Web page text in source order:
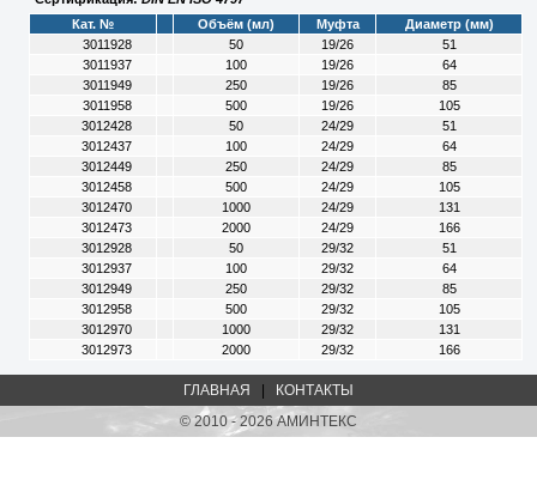
Кат. №
Объём (мл) Муфта
Диаметр (мм)
3011928
50 19/26
51
3011937
100 19/26
64
3011949
250 19/26
85
3011958
500 19/26
105
3012428
50 24/29
51
3012437
100 24/29
64
3012449
250 24/29
85
3012458
500 24/29
105
3012470
1000 24/29
131
3012473
2000 24/29
166
3012928
50 29/32
51
3012937
100 29/32
64
3012949
250 29/32
85
3012958
500 29/32
105
3012970
1000 29/32
131
3012973
2000 29/32 166
ГЛАВНАЯ |
КОНТАКТЫ
© 2010 - 2026 АМИНТЕКС